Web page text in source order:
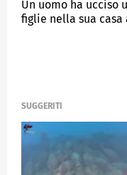
Un uomo ha ucciso
figlie nella sua
SUGGERITI